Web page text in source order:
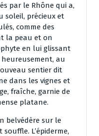
par le Rhône qui a,
soleil, précieux et
comme des
la peau et on
en lui glissant
au
sentier dit
dans les vignes et
fraîche, garnie de
platane.
belvédère sur le
L’épiderme,